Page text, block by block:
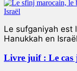
Le sufganiyah est
Hanukkah en
Livre juif : Le cas